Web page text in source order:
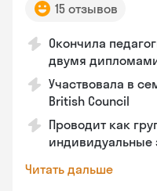
15 отзывов
Окончила
двумя
Участвовала в
British Council
Проводит как
индивидуальные
Читать дальше